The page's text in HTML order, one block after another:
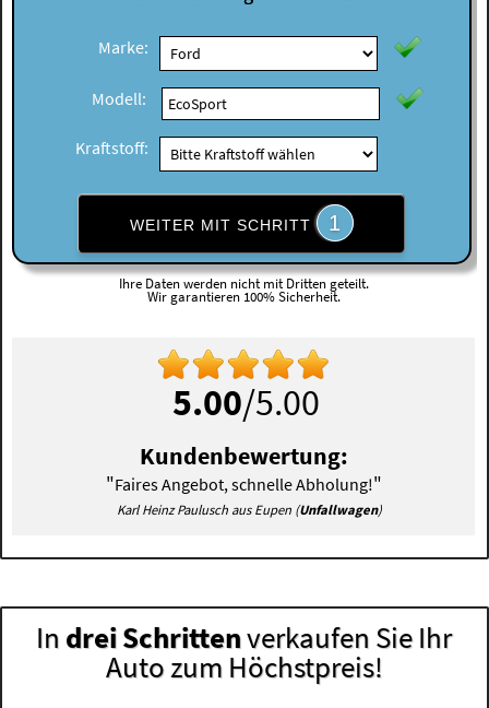
Marke:
Modell:
Kraftstoff:
WEITER MIT SCHRITT 1
Ihre Daten werden nicht mit Dritten geteilt.
Wir garantieren 100% Sicherheit.
5.00/5.00
Kundenbewertung:
"Faires Angebot, schnelle Abholung!"
Karl Heinz Paulusch aus Eupen (Unfallwagen)
In drei Schrittenverkaufen Sie Ihr
Auto zum Höchstpreis!